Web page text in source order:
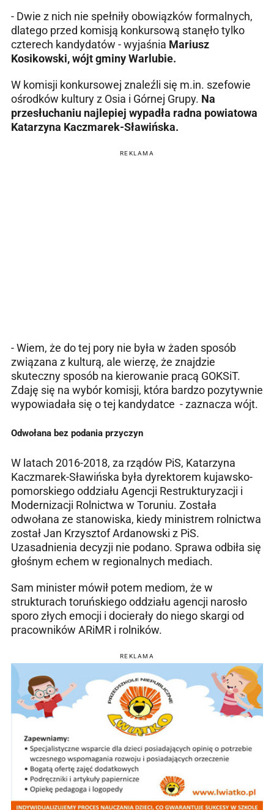
- Dwie z nich nie spełniły obowiązków formalnych,
dlatego przed komisją konkursową stanęło tylko
czterech kandydatów - wyjaśnia Mariusz
Kosikowski, wójt gminy Warlubie.
W komisji konkursowej znaleźli się m.in. szefowie
ośrodków kultury z Osia i Górnej Grupy. Na
przesłuchaniu najlepiej wypadła radna powiatowa
Katarzyna Kaczmarek-Sławińska.
REKLAMA
- Wiem, że do tej pory nie była w żaden sposób
związana z kulturą, ale wierzę, że znajdzie
skuteczny sposób na kierowanie pracą GOKSiT.
Zdaję się na wybór komisji, która bardzo pozytywnie
wypowiadała się o tej kandydatce - zaznacza wójt.
Odwołana bez podania przyczyn
W latach 2016-2018, za rządów PiS, Katarzyna
Kaczmarek-Sławińska była dyrektorem kujawsko-
pomorskiego oddziału Agencji Restrukturyzacji i
Modernizacji Rolnictwa w Toruniu. Została
odwołana ze stanowiska, kiedy ministrem rolnictwa
został Jan Krzysztof Ardanowski z PiS.
Uzasadnienia decyzji nie podano. Sprawa odbiła się
głośnym echem w regionalnych mediach.
Sam minister mówił potem mediom, że w
strukturach toruńskiego oddziału agencji narosło
sporo złych emocji i docierały do niego skargi od
pracowników ARiMR i rolników.
REKLAMA